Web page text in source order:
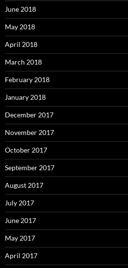
June 2018
May 2018
April 2018
March 2018
February 2018
January 2018
December 2017
November 2017
October 2017
September 2017
August 2017
July 2017
June 2017
May 2017
April 2017